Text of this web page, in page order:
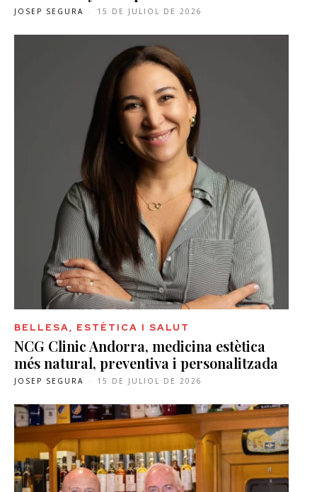
JOSEP SEGURA - 15 DE JULIOL DE 2026
BELLESA, ESTÈTICA I SALUT
NCG Clinic Andorra, medicina estètica
més natural, preventiva i personalitzada
JOSEP SEGURA - 15 DE JULIOL DE 2026